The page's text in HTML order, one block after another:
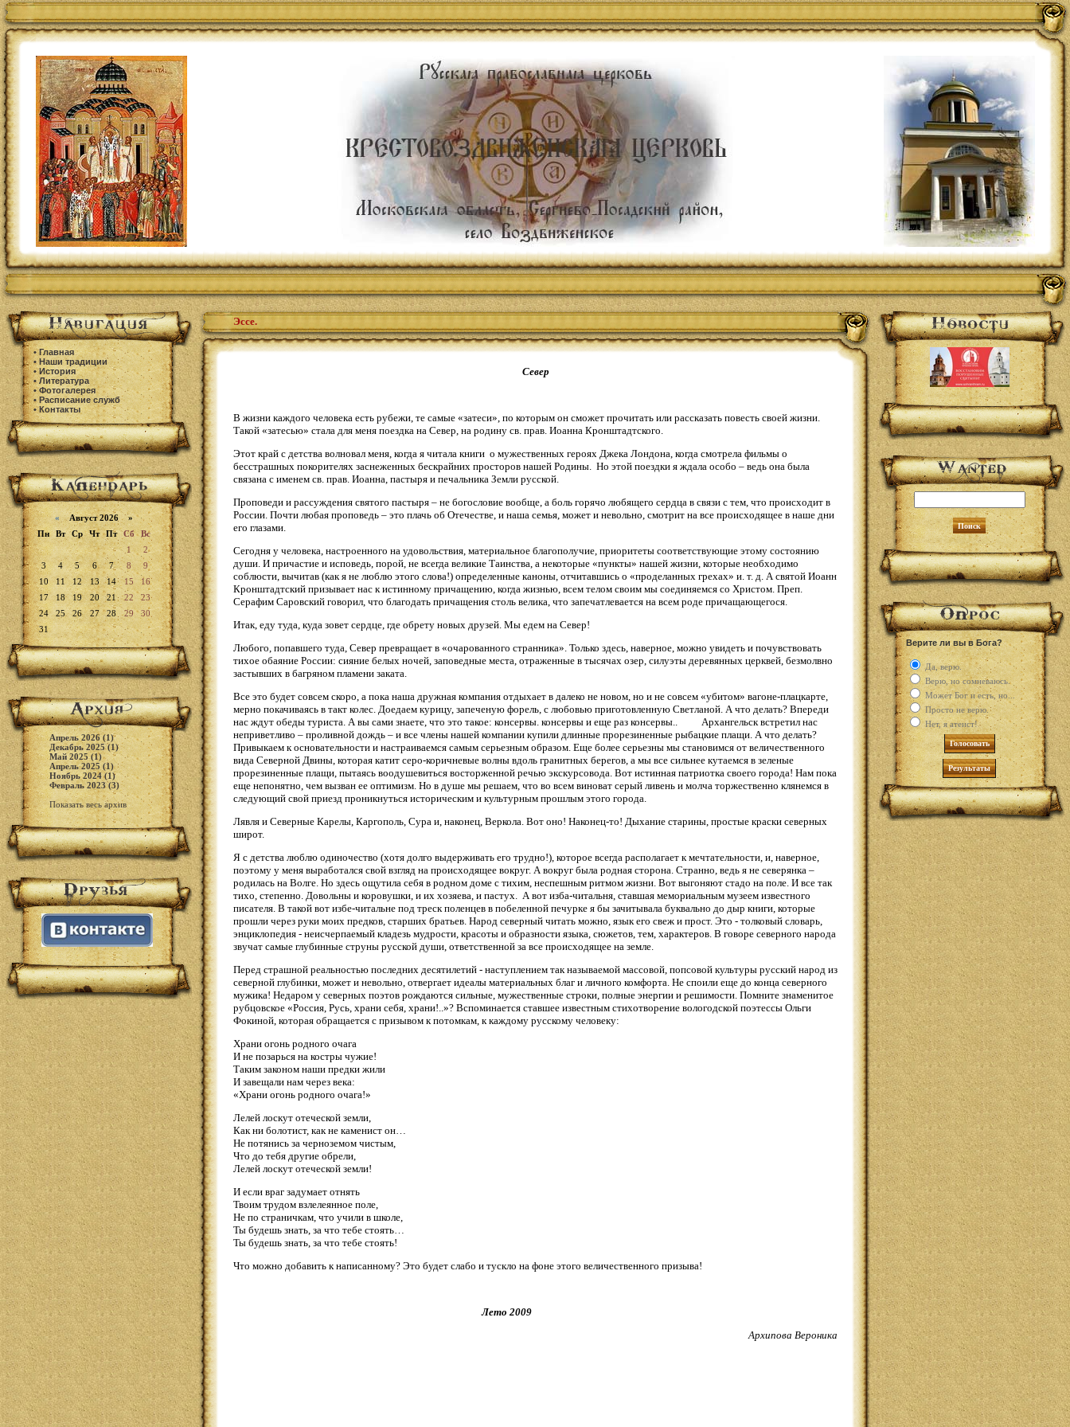
•Главная
•Наши традиции
•История
•Литература
•Фотогалерея
•Расписание служб
•Контакты
«Август 2026 »
Пн
Вт Ср Чт Пт Сб
Вс
1
2
3
4 5 6 7 8
9
10
11 12 13 14 15
16
17
18 19 20 21 22
23
24
25 26 27 28 29
30
31
Апрель 2026 (1)
Декабрь 2025 (1)
Май 2025 (1)
Апрель 2025 (1)
Ноябрь 2024 (1)
Февраль 2023 (3)
Показать весь архив
Эссе.
Север
В жизни каждого человека есть рубежи, те самые «затеси», по которым он сможет прочитать или рассказать повесть своей жизни.
Такой «затесью» стала для меня поездка на Север, на родину св. прав. Иоанна Кронштадтского.
Этот край с детства волновал меня, когда я читала книги о мужественных героях Джека Лондона, когда смотрела фильмы о
бесстрашных покорителях заснеженных бескрайних просторов нашей Родины. Но этой поездки я ждала особо – ведь она была
связана с именем св. прав. Иоанна, пастыря и печальника Земли русской.
Проповеди и рассуждения святого пастыря – не богословие вообще, а боль горячо любящего сердца в связи с тем, что происходит в
России. Почти любая проповедь – это плачь об Отечестве, и наша семья, может и невольно, смотрит на все происходящее в наше дни
его глазами.
Сегодня у человека, настроенного на удовольствия, материальное благополучие, приоритеты соответствующие этому состоянию
души. И причастие и исповедь, порой, не всегда великие Таинства, а некоторые «пункты» нашей жизни, которые необходимо
соблюсти, вычитав (как я не люблю этого слова!) определенные каноны, отчитавшись о «проделанных грехах» и. т. д. А святой Иоанн
Кронштадтский призывает нас к истинному причащению, когда жизнью, всем телом своим мы соединяемся со Христом. Преп.
Серафим Саровский говорил, что благодать причащения столь велика, что запечатлевается на всем роде причащающегося.
Итак, еду туда, куда зовет сердце, где обрету новых друзей. Мы едем на Север!
Любого, попавшего туда, Север превращает в «очарованного странника». Только здесь, наверное, можно увидеть и почувствовать
тихое обаяние России: сияние белых ночей, заповедные места, отраженные в тысячах озер, силуэты деревянных церквей, безмолвно
застывших в багряном пламени заката.
Все это будет совсем скоро, а пока наша дружная компания отдыхает в далеко не новом, но и не совсем «убитом» вагоне-плацкарте,
мерно покачиваясь в такт колес. Доедаем курицу, запеченую форель, с любовью приготовленную Светланой. А что делать? Впереди
нас ждут обеды туриста. А вы сами знаете, что это такое: консервы. консервы и еще раз консервы.. Архангельск встретил нас
неприветливо – проливной дождь – и все члены нашей компании купили длинные прорезиненные рыбацкие плащи. А что делать?
Привыкаем к основательности и настраиваемся самым серьезным образом. Еще более серьезны мы становимся от величественного
вида Северной Двины, которая катит серо-коричневые волны вдоль гранитных берегов, а мы все сильнее кутаемся в зеленые
прорезиненные плащи, пытаясь воодушевиться восторженной речью экскурсовода. Вот истинная патриотка своего города! Нам пока
еще непонятно, чем вызван ее оптимизм. Но в душе мы решаем, что во всем виноват серый ливень и молча торжественно клянемся в
следующий свой приезд проникнуться историческим и культурным прошлым этого города.
Лявля и Северные Карелы, Каргополь, Сура и, наконец, Веркола. Вот оно! Наконец-то! Дыхание старины, простые краски северных
широт.
Я с детства люблю одиночество (хотя долго выдерживать его трудно!), которое всегда располагает к мечтательности, и, наверное,
поэтому у меня выработался свой взгляд на происходящее вокруг. А вокруг была родная сторона. Странно, ведь я не северянка –
родилась на Волге. Но здесь ощутила себя в родном доме с тихим, неспешным ритмом жизни. Вот выгоняют стадо на поле. И все так
тихо, степенно. Довольны и коровушки, и их хозяева, и пастух. А вот изба-читальня, ставшая мемориальным музеем известного
писателя. В такой вот избе-читальне под треск поленцев в побеленной печурке я бы зачитывала буквально до дыр книги, которые
прошли через руки моих предков, старших братьев. Народ северный читать можно, язык его свеж и прост. Это - толковый словарь,
энциклопедия - неисчерпаемый кладезь мудрости, красоты и образности языка, сюжетов, тем, характеров. В говоре северного народа
звучат самые глубинные струны русской души, ответственной за все происходящее на земле.
Перед страшной реальностью последних десятилетий - наступлением так называемой массовой, попсовой культуры русский народ из
северной глубинки, может и невольно, отвергает идеалы материальных благ и личного комфорта. Не споили еще до конца северного
мужика! Недаром у северных поэтов рождаются сильные, мужественные строки, полные энергии и решимости. Помните знаменитое
рубцовское «Россия, Русь, храни себя, храни!..»? Вспоминается ставшее известным стихотворение вологодской поэтессы Ольги
Фокиной, которая обращается с призывом к потомкам, к каждому русскому человеку:
Храни огонь родного очага
И не позарься на костры чужие!
Таким законом наши предки жили
И завещали нам через века:
«Храни огонь родного очага!»
Лелей лоскут отеческой земли,
Как ни болотист, как не каменист он…
Не потянись за черноземом чистым,
Что до тебя другие обрели,
Лелей лоскут отеческой земли!
И если враг задумает отнять
Твоим трудом взлелеянное поле,
Не по страничкам, что учили в школе,
Ты будешь знать, за что тебе стоять…
Ты будешь знать, за что тебе стоять!
Что можно добавить к написанному? Это будет слабо и тускло на фоне этого величественного призыва!
Лето 2009
Архипова Вероника
Верите ли вы в Бога?
Да, верю.
Верю, но сомневаюсь.
Может Бог и есть, но...
Просто не верю.
Нет, я атеист!